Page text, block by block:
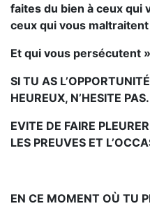
faites du bien à ceux qui
ceux qui vous maltraitent
Et qui vous persécutent
SI TU AS
HEUREUX, N’HESITE PAS.
EVITE DE FAIRE
LES PREUVES ET
EN CE MOMENT OÙ TU